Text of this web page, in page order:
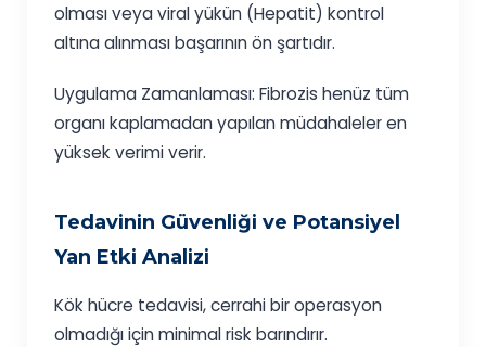
olması veya viral yükün (Hepatit) kontrol
altına alınması başarının ön şartıdır.
Uygulama Zamanlaması: Fibrozis henüz tüm
organı kaplamadan yapılan müdahaleler en
yüksek verimi verir.
Tedavinin Güvenliği ve Potansiyel
Yan Etki Analizi
Kök hücre tedavisi, cerrahi bir operasyon
olmadığı için minimal risk barındırır.